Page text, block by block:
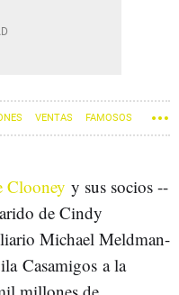
VENTAS FAMOSOS
Clooney y sus socios --
de Cindy
Michael Meldman-
Casamigos a la